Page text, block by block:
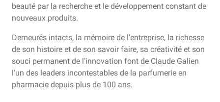
beauté par la recherche et le développement constant de
nouveaux produits.
Demeurés intacts, la mémoire de l’entreprise, la richesse
de son histoire et de son savoir faire, sa créativité et son
souci permanent de l’innovation font de Claude Galien
l’un des leaders incontestables de la parfumerie en
pharmacie depuis plus de 100 ans.